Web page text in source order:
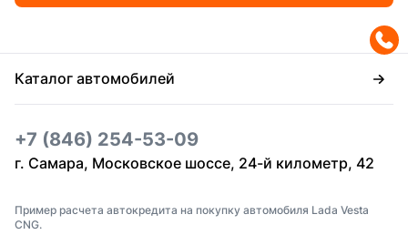
Каталог автомобилей
+7 (846) 254-53-09
г. Самара, Московское шоссе, 24-й километр, 42
Пример расчета автокредита на покупку автомобиля Lada Vesta
CNG.